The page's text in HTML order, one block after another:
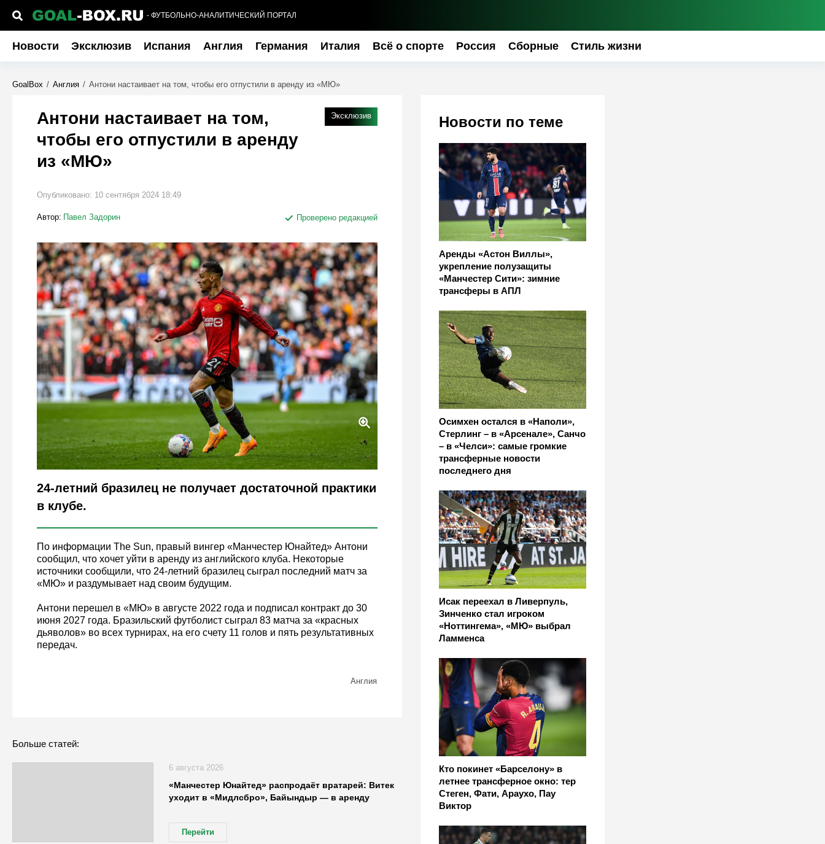
- ФУТБОЛЬНО-АНАЛИТИЧЕСКИЙ ПОРТАЛ
Новости Эксклюзив Испания Англия Германия Италия Всё о спорте Россия Сборные Стиль жизни
GoalBox / Англия / Антони настаивает на том, чтобы его отпустили в аренду из «МЮ»
Новости по теме
Аренды «Астон Виллы»,
укрепление полузащиты
«Манчестер Сити»: зимние
трансферы в АПЛ
Осимхен остался в «Наполи»,
Стерлинг – в «Арсенале», Санчо
– в «Челси»: самые громкие
трансферные новости
последнего дня
Исак переехал в Ливерпуль,
Зинченко стал игроком
«Ноттингема», «МЮ» выбрал
Ламменса
Кто покинет «Барселону» в
летнее трансферное окно: тер
Стеген, Фати, Араухо, Пау
Виктор
Эксклюзив
Антони настаивает на том,
чтобы его отпустили в аренду
из «МЮ»
Опубликовано: 10 сентября 2024 18:49
Автор: Павел Задорин Проверено редакцией
Legion-Media
24-летний бразилец не получает достаточной практики
в клубе.
По информации The Sun, правый вингер «Манчестер Юнайтед» Антони
сообщил, что хочет уйти в аренду из английского клуба. Некоторые
источники сообщили, что 24-летний бразилец сыграл последний матч за
«МЮ» и раздумывает над своим будущим.
Антони перешел в «МЮ» в августе 2022 года и подписал контракт до 30
июня 2027 года. Бразильский футболист сыграл 83 матча за «красных
дьяволов» во всех турнирах, на его счету 11 голов и пять результативных
передач.
Англия
Больше статей:
«Манчестер Юнайтед» распродаёт вратарей: Витек
уходит в «Мидлсбро», Байындыр — в аренду
Перейти
6 августа 2026